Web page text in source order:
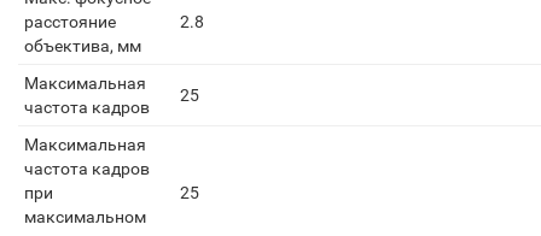
расстояние
объектива, мм
2.8
Максимальная
частота кадров
25
Максимальная
частота кадров
при
максимальном
25